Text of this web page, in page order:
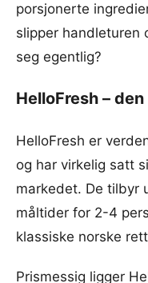
porsjonerte
slipper handleturen
seg egentlig?
HelloFresh –
HelloFresh er
og har virkelig satt
markedet. De tilbyr
måltider for 2-4
klassiske norske
Prismessig ligger